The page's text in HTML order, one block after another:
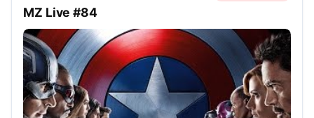
MZ Live #84